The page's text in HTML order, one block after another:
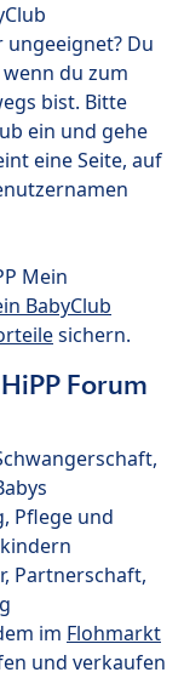
Du
du zum
bist. Bitte
ein und gehe
eine Seite, auf
Mein
BabyClub
sichern.
Forum
Pflege und
Partnerschaft,
im Flohmarkt
und verkaufen